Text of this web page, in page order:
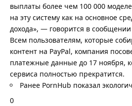
выплаты более чем 100 000
на эту систему как на основное
дохода», — говорится в
Всем пользователям, которые
контент на PayPal, компания
платежные данные до 17 ноября,
сервиса полностью прекратится.
Ранее PornHub показал
0